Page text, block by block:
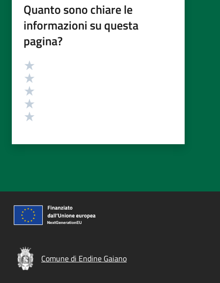
Quanto sono chiare le
informazioni su questa
pagina?
Valutazione
Comune di Endine Gaiano